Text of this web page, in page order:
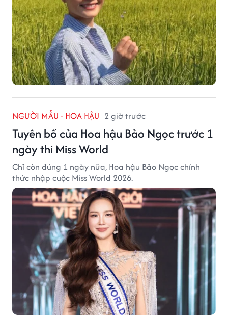
NGƯỜI MẪU - HOA HẬU 2 giờ trước
Tuyên bố của Hoa hậu Bảo Ngọc trước 1
ngày thi Miss World
Chỉ còn đúng 1 ngày nữa, Hoa hậu Bảo Ngọc chính
thức nhập cuộc Miss World 2026.